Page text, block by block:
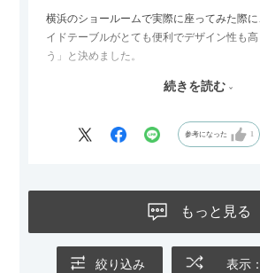
横浜のショールームで実際に座ってみた際
イドテーブルがとても便利でデザイン性も
う」と決めました。
サイズは2.5人掛けですが、幅184cmとコン
グとのバランスもぴったりで、リビング全体
ないのもお気に入りのポイントです。さらに
の後ろ側を通ることも多い間取りなので、背
ても美しく、空間の印象を損ないません。
続きを読む
参考になった 1
もっと見る
絞り込み 表示